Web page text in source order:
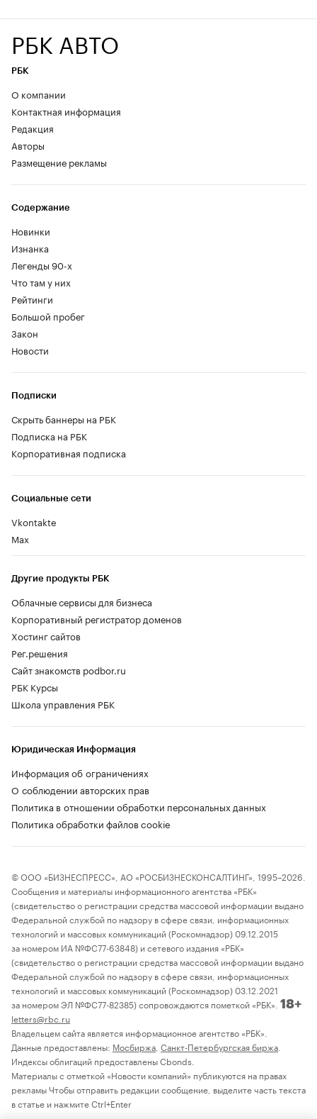
РБК АВТО
РБК
О компании
Контактная информация
Редакция
Авторы
Размещение рекламы
Содержание
Новинки
Изнанка
Легенды 90-х
Что там у них
Рейтинги
Большой пробег
Закон
Новости
Социальные сети
Vkontakte
Max
Другие продукты РБК
Облачные сервисы для бизнеса
Корпоративный регистратор доменов
Хостинг сайтов
Рег.решения
Сайт знакомств podbor.ru
РБК Курсы
Школа управления РБК
Подписки
Скрыть баннеры на РБК
Подписка на РБК
Корпоративная подписка
Юридическая Информация
Информация об ограничениях
О соблюдении авторских прав
Политика в отношении обработки персональных данных
Политика обработки файлов cookie
© ООО «БИЗНЕСПРЕСС», АО «РОСБИЗНЕСКОНСАЛТИНГ», 1995–2026.
Сообщения и материалы информационного агентства «РБК»
(свидетельство о регистрации средства массовой информации выдано
Федеральной службой по надзору в сфере связи, информационных
технологий и массовых коммуникаций (Роскомнадзор) 09.12.2015
за номером ИА №ФС77-63848) и сетевого издания «РБК»
(свидетельство о регистрации средства массовой информации выдано
Федеральной службой по надзору в сфере связи, информационных
технологий и массовых коммуникаций (Роскомнадзор) 03.12.2021
за номером ЭЛ №ФС77-82385) сопровождаются пометкой «РБК». 18+
letters@rbc.ru
Владельцем сайта является информационное агентство «РБК».
Данные предоставлены: Мосбиржа Санкт-Петербургская биржа
Индексы облигаций предоставлены Cbonds.
Материалы с отметкой «Новости компаний» публикуются на правах
рекламы Чтобы отправить редакции сообщение, выделите часть текста
в статье и нажмите Ctrl+Enter